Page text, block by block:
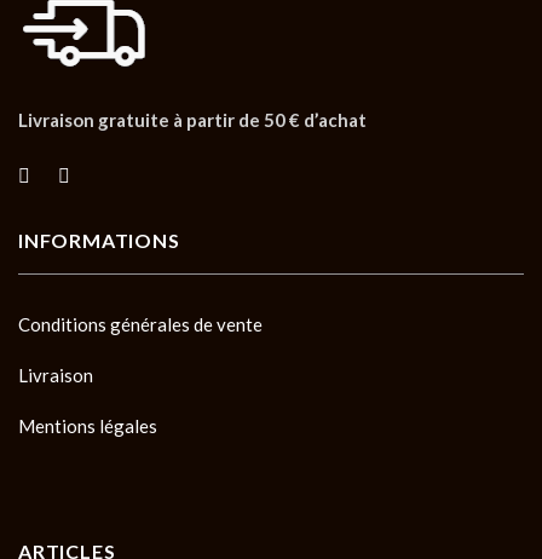
Livraison gratuite à partir de 50 € d’achat
INFORMATIONS
Conditions générales de vente
Livraison
Mentions légales
ARTICLES